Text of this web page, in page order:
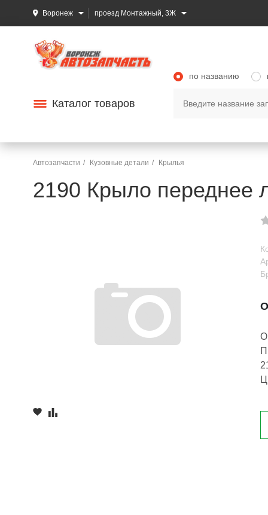
Воронеж проезд Монтажный, 3Ж
Каталог товаров
по названию
Автозапчасти Кузовные детали Крылья
2190 Крыло переднее